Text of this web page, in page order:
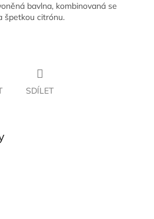
bavlna, kombinovaná se
špetkou citrónu.
SDÍLET